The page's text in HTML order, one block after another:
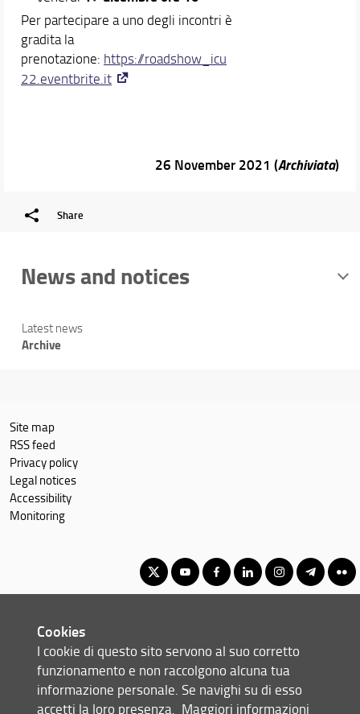
Per partecipare a uno degli incontri è
gradita la
prenotazione: https://roadshow_icu
22.eventbrite.it
26 November 2021 (Archiviata)
Share
News and notices
Latest news
Archive
Site map
RSS feed
Privacy policy
Legal notices
Accessibility
Monitoring
© Copyright 2012-2026 Università degli Studi di Firenze UNIFI
P.IVA/Cod.Fis 01279680480
Cookies
I cookie di questo sito servono al suo corretto
funzionamento e non raccolgono alcuna tua
informazione personale. Se navighi su di esso
accetti la loro presenza. Maggiori informazioni